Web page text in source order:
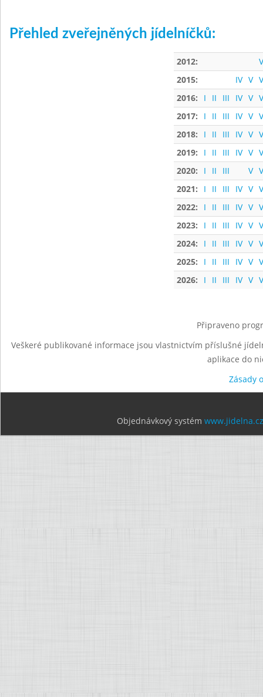
Přehled zveřejněných jídelníčků:
2012:
2015:
IV V
2016:
I II III IV V
2017:
I II III IV V
2018:
I II III IV V
2019:
I II III IV V
2020:
I II III V
2021:
I II III IV V
2022:
I II III IV V
2023:
I II III IV V
2024:
I II III IV V
2025:
I II III IV V
2026:
I II III IV V
Připraveno
Veškeré publikované informace jsou vlastnictvím příslušné
aplikace do
Zásady
Objednávkový systém www.jidelna.cz